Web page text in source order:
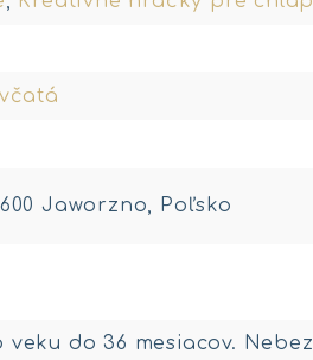
Jaworzno, Poľsko
veku do 36 mesiacov.